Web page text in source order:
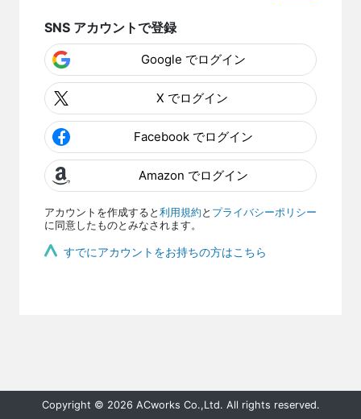
SNS アカウントで登録
Google でログイン
X でログイン
Facebook でログイン
Amazon でログイン
アカウントを作成すると 利用規約 と プライバシーポリシー
に同意したものとみなされます。
すでにアカウントをお持ちの方はこちら
Copyright © 2026 ACworks Co.,Ltd. All rights reserved.